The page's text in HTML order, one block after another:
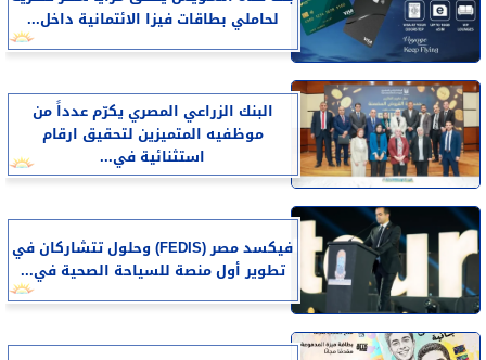
لحاملي بطاقات فيزا الائتمانية داخل...
البنك الزراعي المصري يكرّم عدداً من
موظفيه المتميزين لتحقيق ارقام
استثنائية في...
فيكسد مصر (FEDIS) وحلول تتشاركان في
تطوير أول منصة للسياحة الصحية في...